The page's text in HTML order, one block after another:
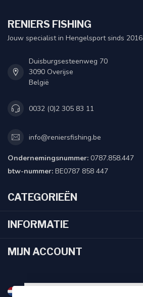
RENIERS FISHING
Jouw specialist in Hengelsport sinds 2016
Duisburgsesteenweg 70
3090 Overijse
België
0032 (0)2 305 83 11
info@reniersfishing.be
Ondernemingsnummer: 0787.858.447
btw-nummer: BE0787 858 447
CATEGORIEËN
INFORMATIE
MIJN ACCOUNT